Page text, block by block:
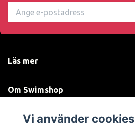
Läs mer
Om Swimshop
Kundtjänst
Vi använder cookies